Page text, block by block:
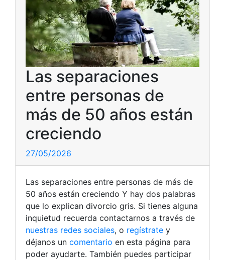
Las separaciones
entre personas de
más de 50 años están
creciendo
27/05/2026
Las separaciones entre personas de más de
50 años están creciendo Y hay dos palabras
que lo explican divorcio gris. Si tienes alguna
inquietud recuerda contactarnos a través de
nuestras redes sociales, o regístrate y
déjanos un comentario en esta página para
poder ayudarte. También puedes participar